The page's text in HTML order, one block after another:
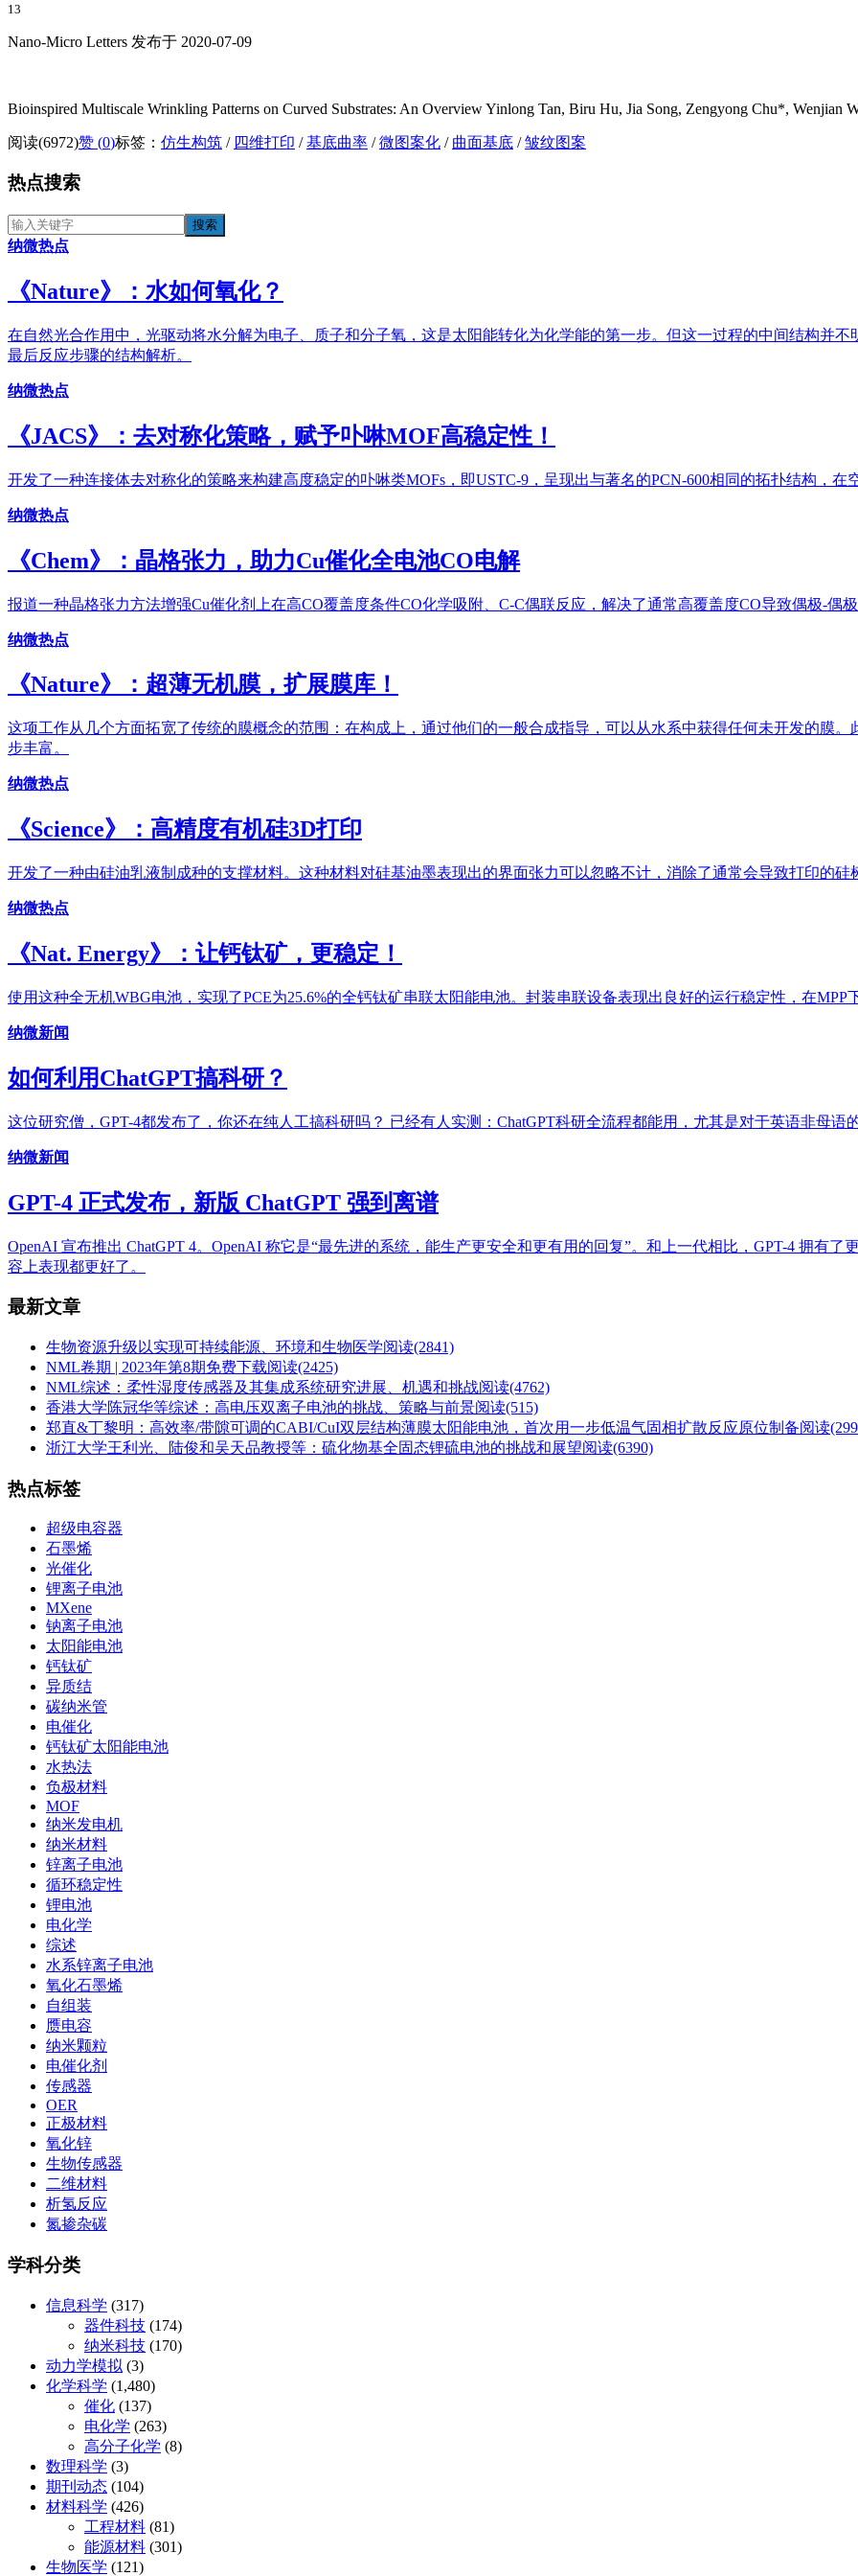
13
Nano-Micro Letters 发布于 2020-07-09
Bioinspired Multiscale Wrinkling Patterns on Curved Substrates: An Overview Yinlong Tan, Biru Hu, Jia Song, Zengyong Chu*, Wenjian
阅读(6972)赞 (0)标签： 仿生构筑 / 四维打印 /基底曲率 /微图案化 / 曲面基底 /皱纹图案
热点搜索
纳微热点
《​Nature》：水如何氧化？
在自然光合作用中，光驱动将水分解为电子、质子和分子氧，这是太阳能转化为化学能的第一步。但这一过程的中间结构并
最后反应步骤的结构解析。
纳微热点
《JACS》：去对称化策略，赋予卟啉MOF高稳定性！
开发了一种连接体去对称化的策略来构建高度稳定的卟啉类MOFs，即USTC-9，呈现出与著名的PCN-600相同的拓扑结构，
纳微热点
《Chem》：晶格张力，助力Cu催化全电池CO电解
报道一种晶格张力方法增强Cu催化剂上在高CO覆盖度条件CO化学吸附、C-C偶联反应，解决了通常高覆盖度CO导致偶极-偶
纳微热点
《Nature》：超薄无机膜，扩展膜库！
这项工作从几个方面拓宽了传统的膜概念的范围：在构成上，通过他们的一般合成指导，可以从水系中获得任何未开发的膜
步丰富。
纳微热点
《Science》：高精度有机硅3D打印
开发了一种由硅油乳液制成种的支撑材料。这种材料对硅基油墨表现出的界面张力可以忽略不计，消除了通常会导致打印的硅
纳微热点
《Nat. Energy》：让钙钛矿，更稳定！
使用这种全无机WBG电池，实现了PCE为25.6%的全钙钛矿串联太阳能电池。封装串联设备表现出良好的运行稳定性，在MPP
纳微新闻
如何利用ChatGPT搞科研？
这位研究僧，GPT-4都发布了，你还在纯人工搞科研吗？ 已经有人实测：ChatGPT科研全流程都能用，尤其是对于英语非母
纳微新闻
GPT-4 正式发布，新版 ChatGPT 强到离谱
OpenAI 宣布推出 ChatGPT 4。OpenAI 称它是“最先进的系统，能生产更安全和更有用的回复”。和上一代相比，GPT-4 拥有
容上表现都更好了。
最新文章
生物资源升级以实现可持续能源、环境和生物医学阅读(2841)
NML卷期 | 2023年第8期免费下载阅读(2425)
NML综述：柔性湿度传感器及其集成系统研究进展、机遇和挑战阅读(4762)
香港大学陈冠华等综述：高电压双离子电池的挑战、策略与前景阅读(515)
郑直&丁黎明：高效率/带隙可调的CABI/CuI双层结构薄膜太阳能电池，首次用一步低温气固相扩散反应原位制备阅读
浙江大学王利光、陆俊和吴天品教授等：硫化物基全固态锂硫电池的挑战和展望阅读(6390)
热点标签
超级电容器
石墨烯
光催化
锂离子电池
MXene
钠离子电池
太阳能电池
钙钛矿
异质结
碳纳米管
电催化
钙钛矿太阳能电池
水热法
负极材料
MOF
纳米发电机
纳米材料
锌离子电池
循环稳定性
锂电池
电化学
综述
水系锌离子电池
氧化石墨烯
自组装
赝电容
纳米颗粒
电催化剂
传感器
OER
正极材料
氧化锌
生物传感器
二维材料
析氢反应
氮掺杂碳
学科分类
信息科学 (317)
器件科技 (174)
纳米科技 (170)
动力学模拟 (3)
化学科学 (1,480)
催化 (137)
电化学 (263)
高分子化学 (8)
数理科学 (3)
期刊动态 (104)
材料科学 (426)
工程材料 (81)
能源材料 (301)
生物医学 (121)